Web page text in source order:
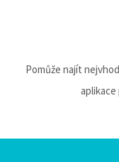
Pomůže najít